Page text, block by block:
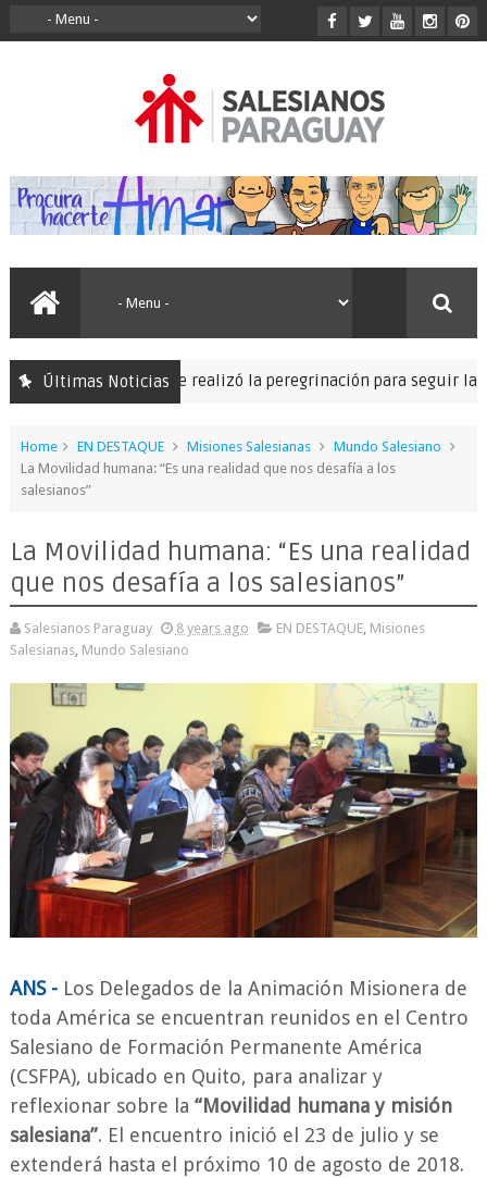
Últimas Noticias
Misionera Se realizó la peregrinación para seguir las
Home EN DESTAQUE Misiones Salesianas
Mundo Salesiano
La Movilidad humana: “Es una realidad que nos desafía a los
salesianos”
La Movilidad humana: “Es una realidad
que nos desafía a los salesianos”
Salesianos Paraguay 8 years ago EN DESTAQUE, Misiones
Salesianas, Mundo Salesiano
ANS -Los Delegados de la Animación Misionera de
toda América se encuentran reunidos en el Centro
Salesiano de Formación Permanente América
(CSFPA), ubicado en Quito, para analizar y
reflexionar sobre la “Movilidad humana y misión
salesiana”. El encuentro inició el 23 de julio y se
extenderá hasta el próximo 10 de agosto de 2018.